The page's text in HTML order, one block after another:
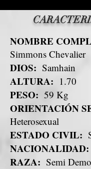
NOMBRE
Simmons Chevalier
DIOS: Samhain
ALTURA: 1.70
PESO: 59 Kg
ORIENTACIÓN
Heterosexual
ESTADO CIVIL:
NACIONALIDAD:
RAZA: Semi